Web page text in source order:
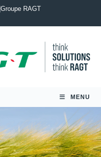
Groupe RAGT
MENU